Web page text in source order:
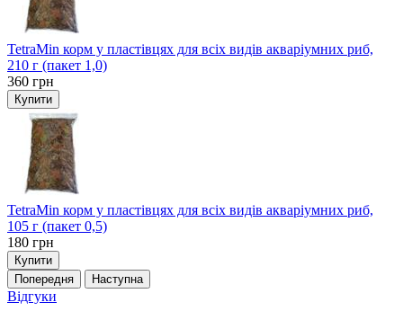
TetraMin корм у пластівцях для всіх видів акваріумних риб,
210 г (пакет 1,0)
360 грн
Купити
TetraMin корм у пластівцях для всіх видів акваріумних риб,
105 г (пакет 0,5)
180 грн
Купити
Попередня
Наступна
Відгуки